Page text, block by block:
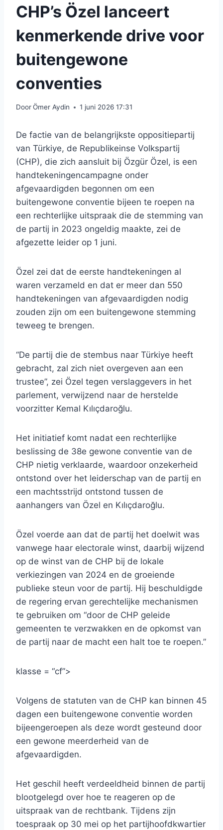
CHP’s Özel lanceert
kenmerkende drive voor
buitengewone
conventies
DoorÖmer Aydin 1 juni 2026 17:31
De factie van de belangrijkste oppositiepartij
van Türkiye, de Republikeinse Volkspartij
(CHP), die zich aansluit bij Özgür Özel, is een
handtekeningencampagne onder
afgevaardigden begonnen om een ​​
buitengewone conventie bijeen te roepen na
een rechterlijke uitspraak die de stemming van
de partij in 2023 ongeldig maakte, zei de
afgezette leider op 1 juni.
Özel zei dat de eerste handtekeningen al
waren verzameld en dat er meer dan 550
handtekeningen van afgevaardigden nodig
zouden zijn om een ​​buitengewone stemming
teweeg te brengen.
“De partij die de stembus naar Türkiye heeft
gebracht, zal zich niet overgeven aan een
trustee”, zei Özel tegen verslaggevers in het
parlement, verwijzend naar de herstelde
voorzitter Kemal Kılıçdaroğlu.
Het initiatief komt nadat een rechterlijke
beslissing de 38e gewone conventie van de
CHP nietig verklaarde, waardoor onzekerheid
ontstond over het leiderschap van de partij en
een machtsstrijd ontstond tussen de
aanhangers van Özel en Kılıçdaroğlu.
Özel voerde aan dat de partij het doelwit was
vanwege haar electorale winst, daarbij wijzend
op de winst van de CHP bij de lokale
verkiezingen van 2024 en de groeiende
publieke steun voor de partij. Hij beschuldigde
de regering ervan gerechtelijke mechanismen
te gebruiken om “door de CHP geleide
gemeenten te verzwakken en de opkomst van
de partij naar de macht een halt toe te roepen.”
klasse = “cf”>
Volgens de statuten van de CHP kan binnen 45
dagen een buitengewone conventie worden
bijeengeroepen als deze wordt gesteund door
een gewone meerderheid van de
afgevaardigden.
Het geschil heeft verdeeldheid binnen de partij
blootgelegd over hoe te reageren op de
uitspraak van de rechtbank. Tijdens zijn
toespraak op 30 mei op het partijhoofdkwartier